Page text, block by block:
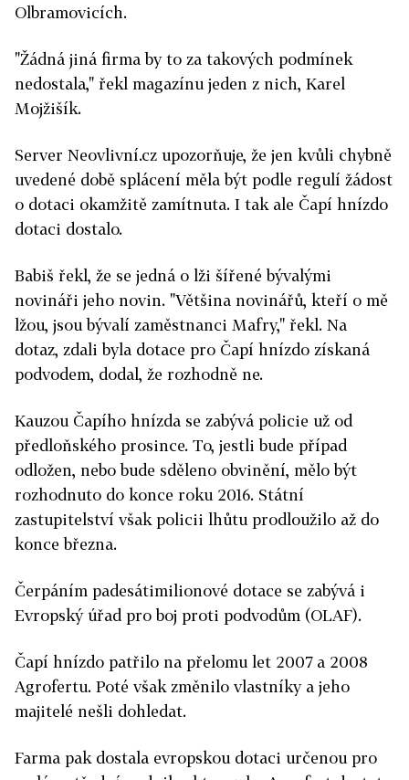
Olbramovicích.
"Žádná jiná firma by to za takových podmínek
nedostala," řekl magazínu jeden z nich, Karel
Mojžišík.
Server Neovlivní.cz upozorňuje, že jen kvůli chybně
uvedené době splácení měla být podle regulí žádost
o dotaci okamžitě zamítnuta. I tak ale Čapí hnízdo
dotaci dostalo.
Babiš řekl, že se jedná o lži šířené bývalými
novináři jeho novin. "Většina novinářů, kteří o mě
lžou, jsou bývalí zaměstnanci Mafry," řekl. Na
dotaz, zdali byla dotace pro Čapí hnízdo získaná
podvodem, dodal, že rozhodně ne.
Kauzou Čapího hnízda se zabývá policie už od
předloňského prosince. To, jestli bude případ
odložen, nebo bude sděleno obvinění, mělo být
rozhodnuto do konce roku 2016. Státní
zastupitelství však policii lhůtu prodloužilo až do
konce března.
Čerpáním padesátimilionové dotace se zabývá i
Evropský úřad pro boj proti podvodům (OLAF).
Čapí hnízdo patřilo na přelomu let 2007 a 2008
Agrofertu. Poté však změnilo vlastníky a jeho
majitelé nešli dohledat.
Farma pak dostala evropskou dotaci určenou pro